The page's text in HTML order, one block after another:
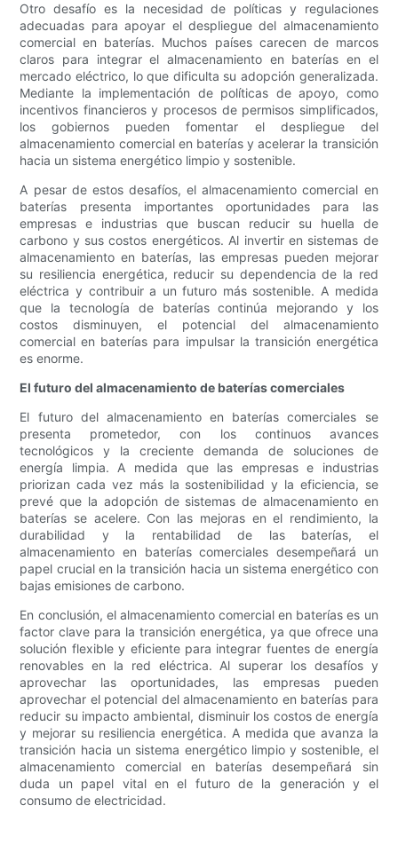
Otro desafío es la necesidad de políticas y regulaciones
adecuadas para apoyar el despliegue del almacenamiento
comercial en baterías. Muchos países carecen de marcos
claros para integrar el almacenamiento en baterías en el
mercado eléctrico, lo que dificulta su adopción generalizada.
Mediante la implementación de políticas de apoyo, como
incentivos financieros y procesos de permisos simplificados,
los gobiernos pueden fomentar el despliegue del
almacenamiento comercial en baterías y acelerar la transición
hacia un sistema energético limpio y sostenible.
A pesar de estos desafíos, el almacenamiento comercial en
baterías presenta importantes oportunidades para las
empresas e industrias que buscan reducir su huella de
carbono y sus costos energéticos. Al invertir en sistemas de
almacenamiento en baterías, las empresas pueden mejorar
su resiliencia energética, reducir su dependencia de la red
eléctrica y contribuir a un futuro más sostenible. A medida
que la tecnología de baterías continúa mejorando y los
costos disminuyen, el potencial del almacenamiento
comercial en baterías para impulsar la transición energética
es enorme.
El futuro del almacenamiento de baterías comerciales
El futuro del almacenamiento en baterías comerciales se
presenta prometedor, con los continuos avances
tecnológicos y la creciente demanda de soluciones de
energía limpia. A medida que las empresas e industrias
priorizan cada vez más la sostenibilidad y la eficiencia, se
prevé que la adopción de sistemas de almacenamiento en
baterías se acelere. Con las mejoras en el rendimiento, la
durabilidad y la rentabilidad de las baterías, el
almacenamiento en baterías comerciales desempeñará un
papel crucial en la transición hacia un sistema energético con
bajas emisiones de carbono.
En conclusión, el almacenamiento comercial en baterías es un
factor clave para la transición energética, ya que ofrece una
solución flexible y eficiente para integrar fuentes de energía
renovables en la red eléctrica. Al superar los desafíos y
aprovechar las oportunidades, las empresas pueden
aprovechar el potencial del almacenamiento en baterías para
reducir su impacto ambiental, disminuir los costos de energía
y mejorar su resiliencia energética. A medida que avanza la
transición hacia un sistema energético limpio y sostenible, el
almacenamiento comercial en baterías desempeñará sin
duda un papel vital en el futuro de la generación y el
consumo de electricidad.